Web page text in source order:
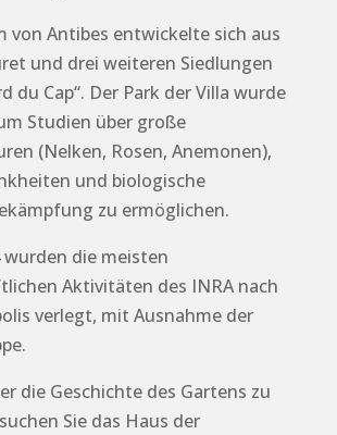
von Antibes entwickelte sich aus
und drei weiteren Siedlungen
du Cap“. Der Park der Villa wurde
Studien über große
(Nelken, Rosen, Anemonen),
und biologische
zu ermöglichen.
wurden die meisten
Aktivitäten des INRA nach
verlegt, mit Ausnahme der
die Geschichte des Gartens zu
Sie das Haus der